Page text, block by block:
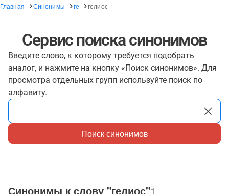
Главная Синонимы ге гелиос
Сервис поиска синонимов
Введите слово, к которому требуется подобрать
аналог, и нажмите на кнопку «Поиск синонимов». Для
просмотра отдельных групп используйте поиск по
алфавиту.
Поиск синонимов
Синонимы к слову "гелиос"1